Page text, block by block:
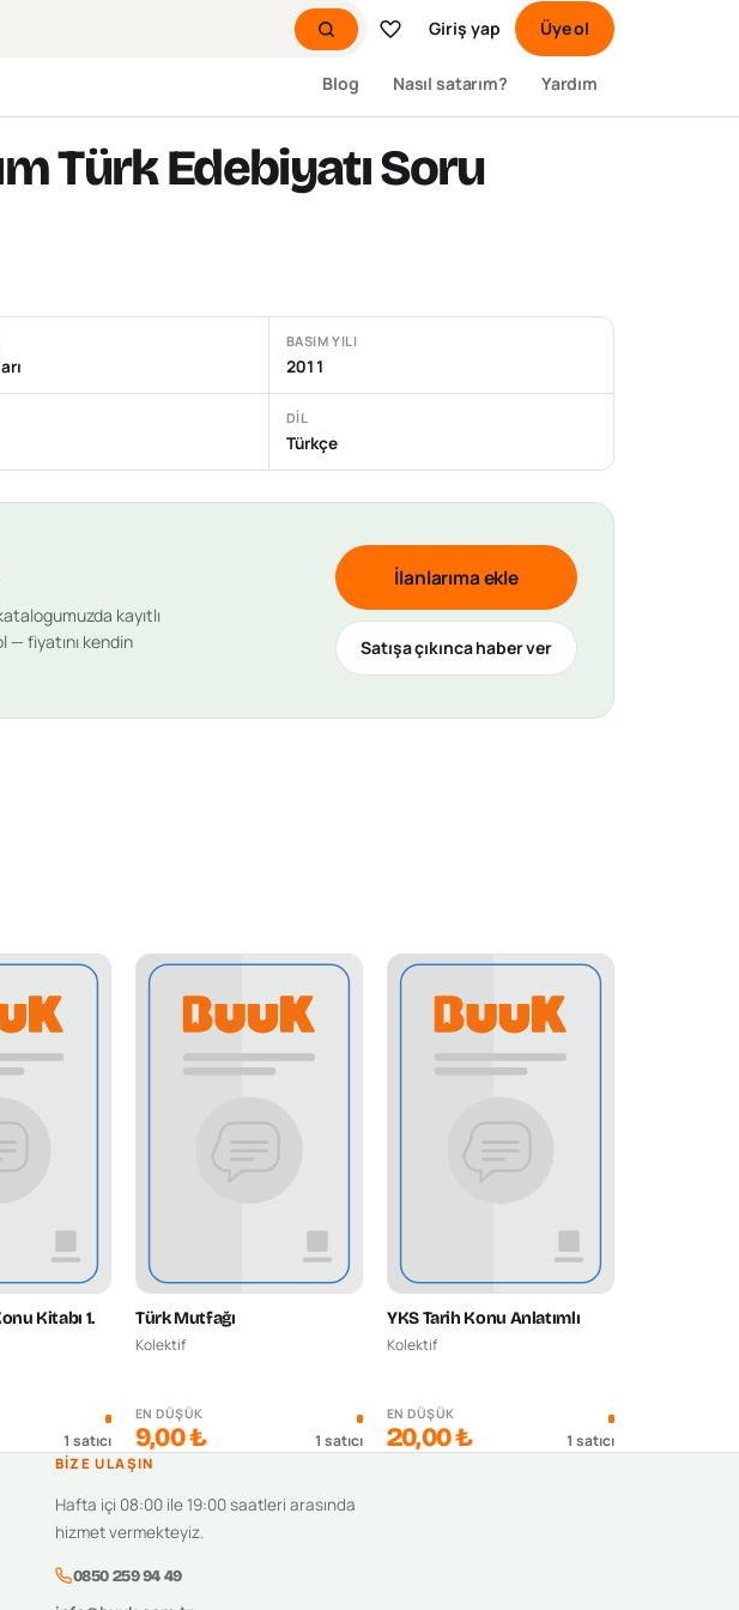
Giriş yap Üye ol
Blog Nasıl satarım? Yardım
Türk Edebiyatı Soru
BASIM YILI
2011
DIL
Türkçe
kayıtlı
— fiyatını kendin
İlanlarıma ekle
Satışa çıkınca haber ver
Kitabı 1.
1 satıcı
Türk Mutfağı
Kolektif
EN DÜŞÜK
9,00 ₺ 1 satıcı
YKS Tarih Konu Anlatımlı
Kolektif
EN DÜŞÜK
20,00 ₺ 1 satıcı
BIZE ULAŞIN
Hafta içi 08:00 ile 19:00 saatleri arasında
hizmet vermekteyiz.
0850 259 94 49